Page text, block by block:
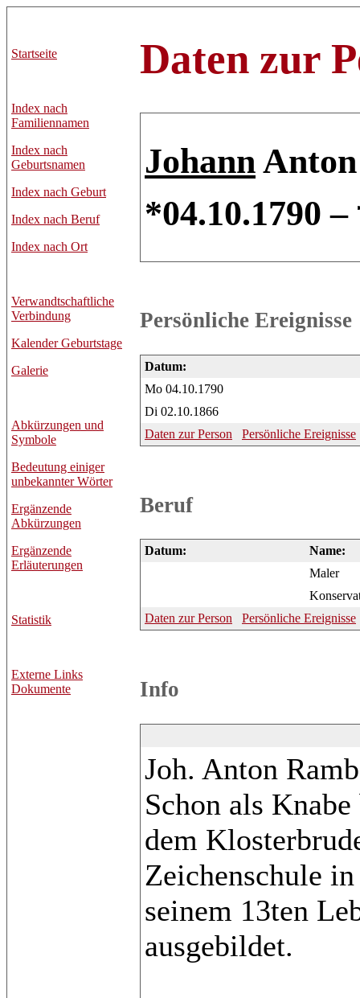
Startseite
Index nach
Familiennamen
Index nach
Geburtsnamen
Index nach Geburt
Index nach Beruf
Index nach Ort
Verwandtschaftliche
Verbindung
Kalender Geburtstage
Galerie
Abkürzungen und
Symbole
Bedeutung einiger
unbekannter Wörter
Ergänzende
Abkürzungen
Ergänzende
Erläuterungen
Statistik
Externe Links
Dokumente
Daten zur
Johann
*04.10.1790 –
Persönliche Ereignisse
Datum:
Mo 04.10.1790
Di 02.10.1866
Daten zur Person
Persönliche Ereignisse
Beruf
Datum:
Name:
Maler
Daten zur Person
Persönliche Ereignisse
Info
Joh. Anton
Schon als
dem
Zeichenschule
seinem 13ten
ausgebildet.